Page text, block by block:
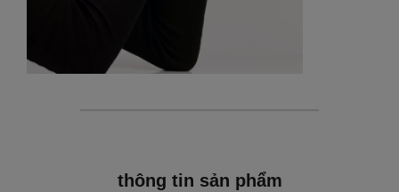
thông tin sản phẩm